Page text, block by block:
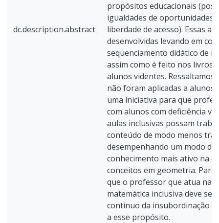
dc.description.abstract
propósitos educacionais
igualdades de oportunidades,
liberdade de acesso). Essas
desenvolvidas levando em
sequenciamento didático de
assim como é feito nos livros
alunos videntes. Ressaltamos
não foram aplicadas a alunos
uma iniciativa para que
com alunos com deficiência
aulas inclusivas possam
conteúdo de modo menos
desempenhando um modo
conhecimento mais ativo na
conceitos em geometria.
que o professor que atua na
matemática inclusiva deve se
contínuo da insubordinação
a esse propósito.